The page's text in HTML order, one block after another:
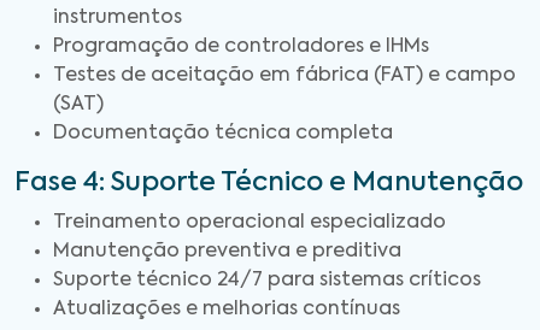
instrumentos
Programação de controladores e IHMs
Testes de aceitação em fábrica (FAT) e campo
(SAT)
Documentação técnica completa
Fase 4: Suporte Técnico e Manutenção
Treinamento operacional especializado
Manutenção preventiva e preditiva
Suporte técnico 24/7 para sistemas críticos
Atualizações e melhorias contínuas